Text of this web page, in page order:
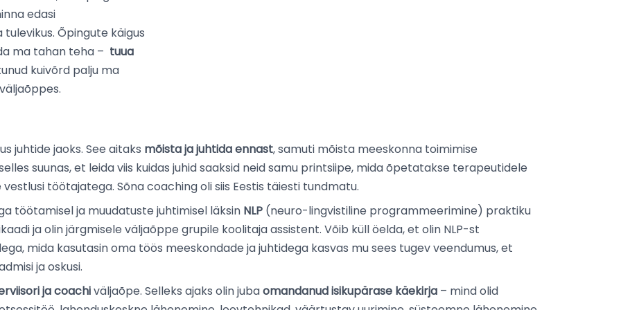
edasi
Õpingute käigus
ma tahan teha – tuua
kuivõrd palju ma
juhtide jaoks. See aitaks mõista ja juhtida ennast, samuti mõista meeskonna toimimise
suunas, et leida viis kuidas juhid saaksid neid samu printsiipe, mida õpetatakse terapeutidele
töötajatega. Sõna coaching oli siis Eestis täiesti tundmatu.
töötamisel ja muudatuste juhtimisel läksin NLP (neuro-lingvistiline programmeerimine) praktiku
ja olin järgmisele väljaõppe grupile koolitaja assistent. Võib küll öelda, et olin NLP-st
mida kasutasin oma töös meeskondade ja juhtidega kasvas mu sees tugev veendumus, et
ja oskusi.
ja coachiväljaõpe. Selleks ajaks olin jubaomandanud isikupärase käekirja – mind olid